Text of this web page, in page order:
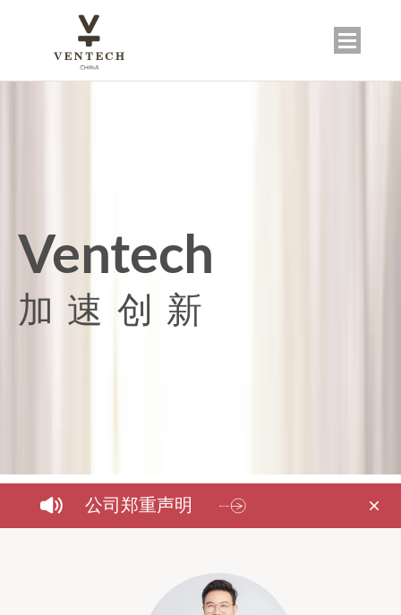
Ventech
加 速 创 新
公司郑重声明